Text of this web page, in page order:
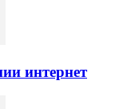
интернет